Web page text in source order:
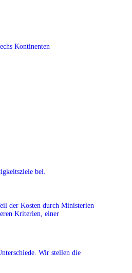
Kontinenten
bei.
der Kosten durch Ministerien
Kriterien, einer
Wir stellen die